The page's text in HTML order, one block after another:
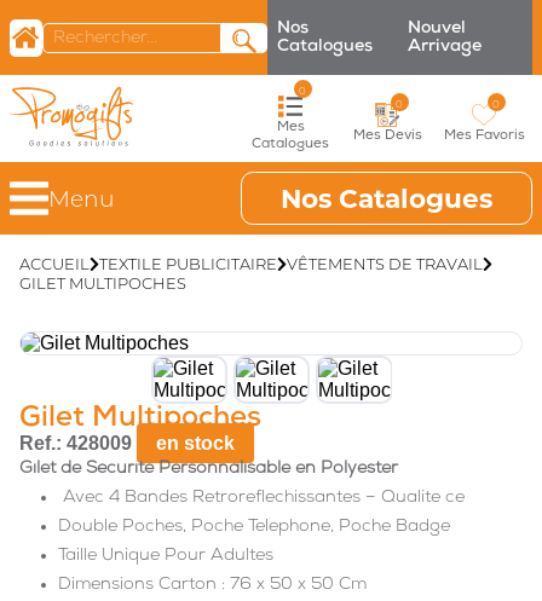
Nos
Catalogues
Nouvel
Arrivage
0
Mes
Catalogues
0
Mes Devis
0
Mes Favoris
Menu Nos Catalogues
ACCUEIL TEXTILE PUBLICITAIRE VÊTEMENTS DE TRAVAIL
GILET MULTIPOCHES
Gilet Multipoches
Ref.: 428009 en stock
Gilet de Securite Personnalisable en Polyester
Avec 4 Bandes Retroreflechissantes – Qualite ce
Double Poches, Poche Telephone, Poche Badge
Taille Unique Pour Adultes
Dimensions Carton : 76 x 50 x 50 Cm